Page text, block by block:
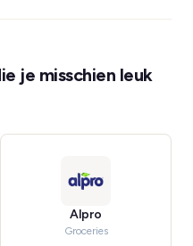
je misschien leuk
Alpro
Groceries